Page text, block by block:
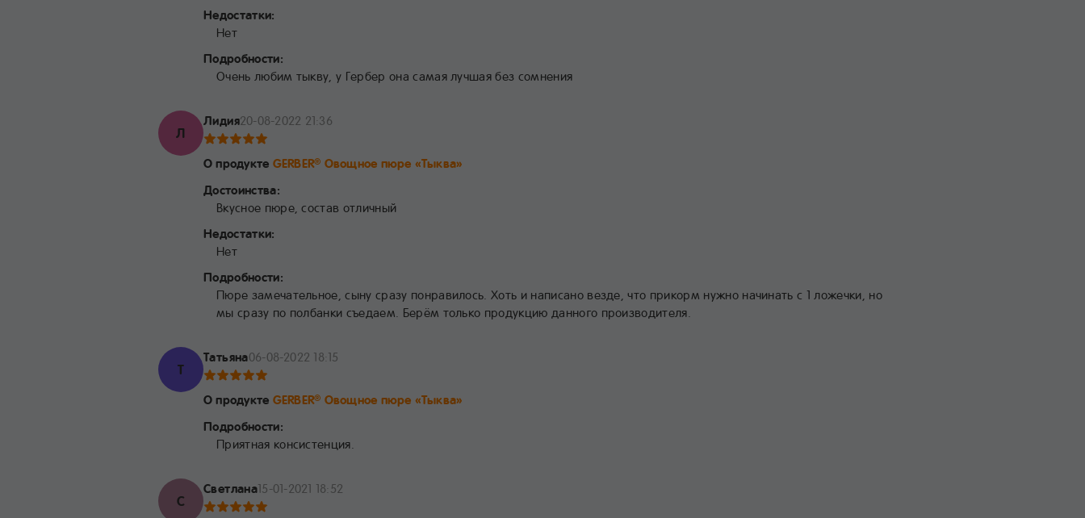
Недостатки:
Нет
Подробности:
Очень любим тыкву, у Гербер она самая лучшая без сомнения
Л
Лидия20-08-2022 21:36
О продукте GERBER® Овощное пюре «Тыква»
Достоинства:
Вкусное пюре, состав отличный
Недостатки:
Нет
Подробности:
Пюре замечательное, сыну сразу понравилось. Хоть и написано везде, что прикорм нужно начинать с 1 ложечки, но
мы сразу по полбанки съедаем. Берём только продукцию данного производителя.
Т
Татьяна06-08-2022 18:15
О продукте GERBER® Овощное пюре «Тыква»
Подробности:
Приятная консистенция.
С
Светлана15-01-2021 18:52